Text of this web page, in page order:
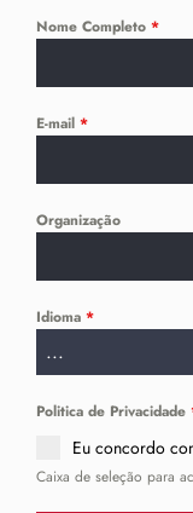
Nome Completo *
E-mail *
Organização
Idioma *
...
Politica de Privacidade
Eu concordo
Caixa de seleção para